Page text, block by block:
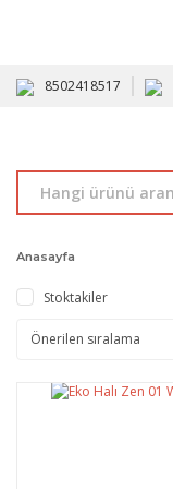
8502418517
Anasayfa
Stoktakiler